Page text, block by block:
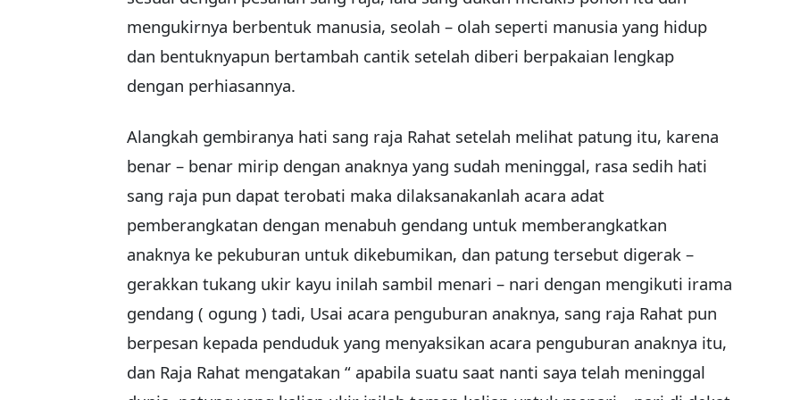
mengukirnya berbentuk manusia, seolah – olah seperti manusia yang hidup
dan bentuknyapun bertambah cantik setelah diberi berpakaian lengkap
dengan perhiasannya.
Alangkah gembiranya hati sang raja Rahat setelah melihat patung itu, karena
benar – benar mirip dengan anaknya yang sudah meninggal, rasa sedih hati
sang raja pun dapat terobati maka dilaksanakanlah acara adat
pemberangkatan dengan menabuh gendang untuk memberangkatkan
anaknya ke pekuburan untuk dikebumikan, dan patung tersebut digerak –
gerakkan tukang ukir kayu inilah sambil menari – nari dengan mengikuti irama
gendang ( ogung ) tadi, Usai acara penguburan anaknya, sang raja Rahat pun
berpesan kepada penduduk yang menyaksikan acara penguburan anaknya itu,
dan Raja Rahat mengatakan “ apabila suatu saat nanti saya telah meninggal